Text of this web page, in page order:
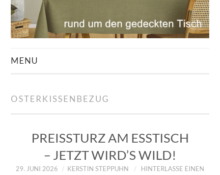
MENU
ÜBER UNS
ZUM SHOP
OSTERKISSENBEZUG
PREISSTURZ AM ESSTISCH
– JETZT WIRD’S WILD!
29. JUNI 2026 KERSTIN STEPPUHN
HINTERLASSE EINEN